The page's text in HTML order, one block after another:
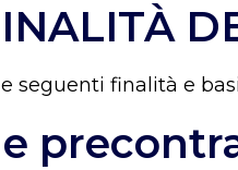
seguenti finalità e